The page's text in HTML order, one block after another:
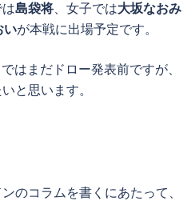
島袋将 、女子では大坂なおみ
いが本戦に出場予定です。
はまだドロー発表前ですが、
と思います。
のコラムを書くにあたって、